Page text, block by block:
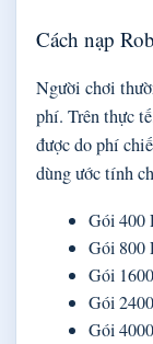
Cách nạp
Người chơi
phí. Trên thực
được do phí
dùng ước tính
Gói 400
Gói 800
Gói
Gói
Gói